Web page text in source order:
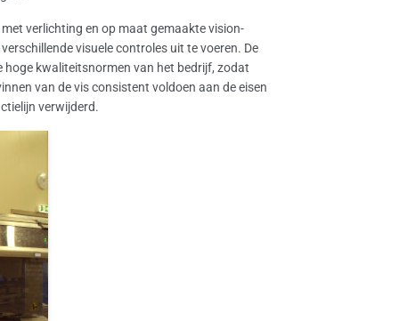
verlichting en op maat gemaakte vision-
visuele controles uit te voeren. De
kwaliteitsnormen van het bedrijf, zodat
van de vis consistent voldoen aan de eisen
verwijderd.